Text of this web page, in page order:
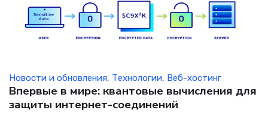
Новости и обновления, Технологии, Веб-хостинг
Впервые в мире: квантовые вычисления для
защиты интернет-соединений